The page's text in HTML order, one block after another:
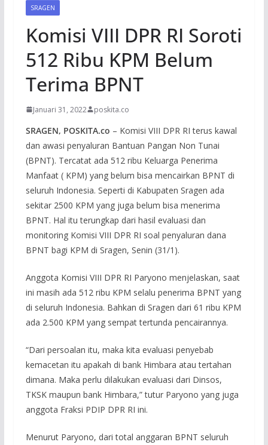
SRAGEN
Komisi VIII DPR RI Soroti
512 Ribu KPM Belum
Terima BPNT
Januari 31, 2022 poskita.co
SRAGEN, POSKITA.co – Komisi VIII DPR RI terus kawal
dan awasi penyaluran Bantuan Pangan Non Tunai
(BPNT). Tercatat ada 512 ribu Keluarga Penerima
Manfaat ( KPM) yang belum bisa mencairkan BPNT di
seluruh Indonesia. Seperti di Kabupaten Sragen ada
sekitar 2500 KPM yang juga belum bisa menerima
BPNT. Hal itu terungkap dari hasil evaluasi dan
monitoring Komisi VIII DPR RI soal penyaluran dana
BPNT bagi KPM di Sragen, Senin (31/1).
Anggota Komisi VIII DPR RI Paryono menjelaskan, saat
ini masih ada 512 ribu KPM selalu penerima BPNT yang
di seluruh Indonesia. Bahkan di Sragen dari 61 ribu KPM
ada 2.500 KPM yang sempat tertunda pencairannya.
“Dari persoalan itu, maka kita evaluasi penyebab
kemacetan itu apakah di bank Himbara atau tertahan
dimana. Maka perlu dilakukan evaluasi dari Dinsos,
TKSK maupun bank Himbara,” tutur Paryono yang juga
anggota Fraksi PDIP DPR RI ini.
Menurut Paryono, dari total anggaran BPNT seluruh